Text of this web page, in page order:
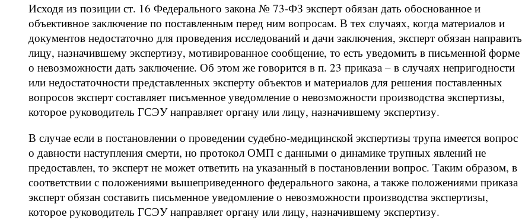
Исходя из позиции ст. 16 Федерального закона № 73-ФЗ эксперт обязан дать обоснованное и
объективное заключение по поставленным перед ним вопросам. В тех случаях, когда материалов и
документов недостаточно для проведения исследований и дачи заключения, эксперт обязан направить
лицу, назначившему экспертизу, мотивированное сообщение, то есть уведомить в письменной форме
о невозможности дать заключение. Об этом же говорится в п. 23 приказа – в случаях непригодности
или недостаточности представленных эксперту объектов и материалов для решения поставленных
вопросов эксперт составляет письменное уведомление о невозможности производства экспертизы,
которое руководитель ГСЭУ направляет органу или лицу, назначившему экспертизу.
В случае если в постановлении о проведении судебно-медицинской экспертизы трупа имеется вопрос
о давности наступления смерти, но протокол ОМП с данными о динамике трупных явлений не
предоставлен, то эксперт не может ответить на указанный в постановлении вопрос. Таким образом, в
соответствии с положениями вышеприведенного федерального закона, а также положениями приказа
эксперт обязан составить письменное уведомление о невозможности производства экспертизы,
которое руководитель ГСЭУ направляет органу или лицу, назначившему экспертизу.